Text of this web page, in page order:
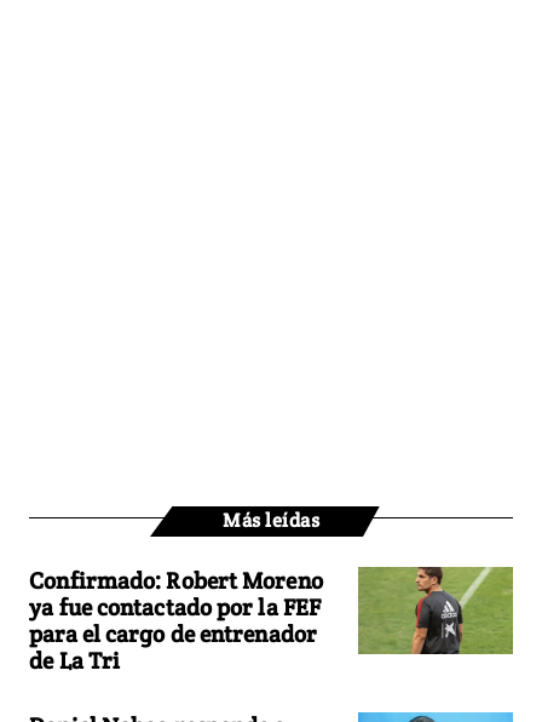
Más leídas
Confirmado: Robert Moreno
ya fue contactado por la FEF
para el cargo de entrenador
de La Tri